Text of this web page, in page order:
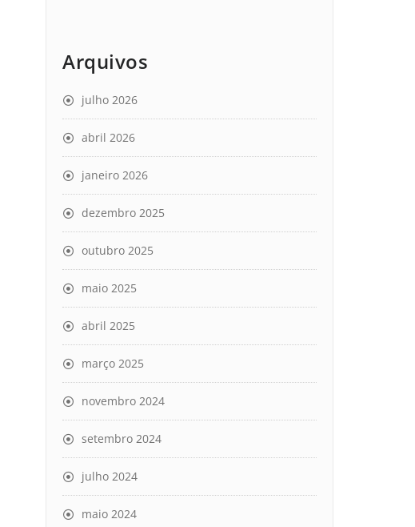
Arquivos
julho 2026
abril 2026
janeiro 2026
dezembro 2025
outubro 2025
maio 2025
abril 2025
março 2025
novembro 2024
setembro 2024
julho 2024
maio 2024